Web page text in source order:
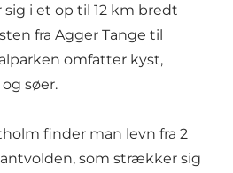
i et op til 12 km bredt
fra Agger Tange til
omfatter kyst,
søer.
finder man levn fra 2
som strækker sig